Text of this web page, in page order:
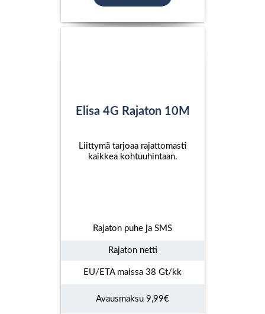
Elisa 4G Rajaton 10M
Liittymä tarjoaa rajattomasti
kaikkea kohtuuhintaan.
Rajaton puhe ja SMS
Rajaton netti
EU/ETA maissa 38 Gt/kk
Avausmaksu 9,99€